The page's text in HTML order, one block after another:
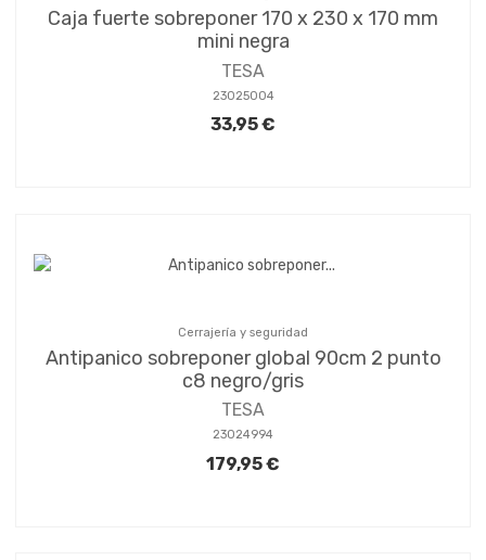
Caja fuerte sobreponer 170 x 230 x 170 mm
mini negra
TESA
23025004
33,95 €
Cerrajería y seguridad
Antipanico sobreponer global 90cm 2 punto
c8 negro/gris
TESA
23024994
179,95 €